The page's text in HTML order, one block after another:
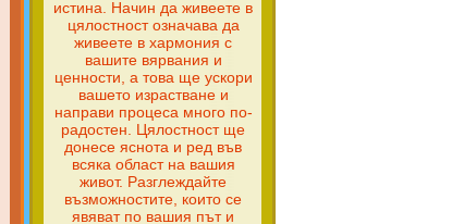
истина. Начин да живеете в
цялостност означава да
живеете в хармония с
вашите вярвания и
ценности, а това ще ускори
вашето израстване и
направи процеса много по-
радостен. Цялостност ще
донесе яснота и ред във
всяка област на вашия
живот. Разглеждайте
възможностите, които се
явяват по вашия път и